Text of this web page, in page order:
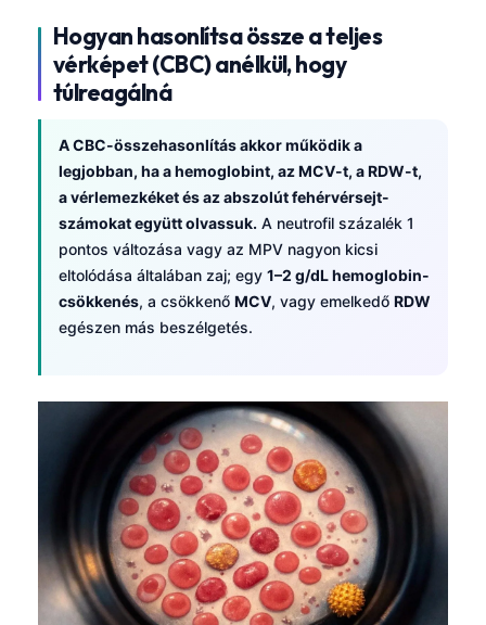
Hogyan hasonlítsa össze a teljes
vérképet (CBC) anélkül, hogy
túlreagálná
A CBC-összehasonlítás akkor működik a
legjobban, ha a hemoglobint, az MCV-t, a RDW-t,
a vérlemezkéket és az abszolút fehérvérsejt-
számokat együtt olvassuk. A neutrofil százalék 1
pontos változása vagy az MPV nagyon kicsi
eltolódása általában zaj; egy 1–2 g/dL hemoglobin-
csökkenés, a csökkenő MCV, vagy emelkedő RDW
egészen más beszélgetés.